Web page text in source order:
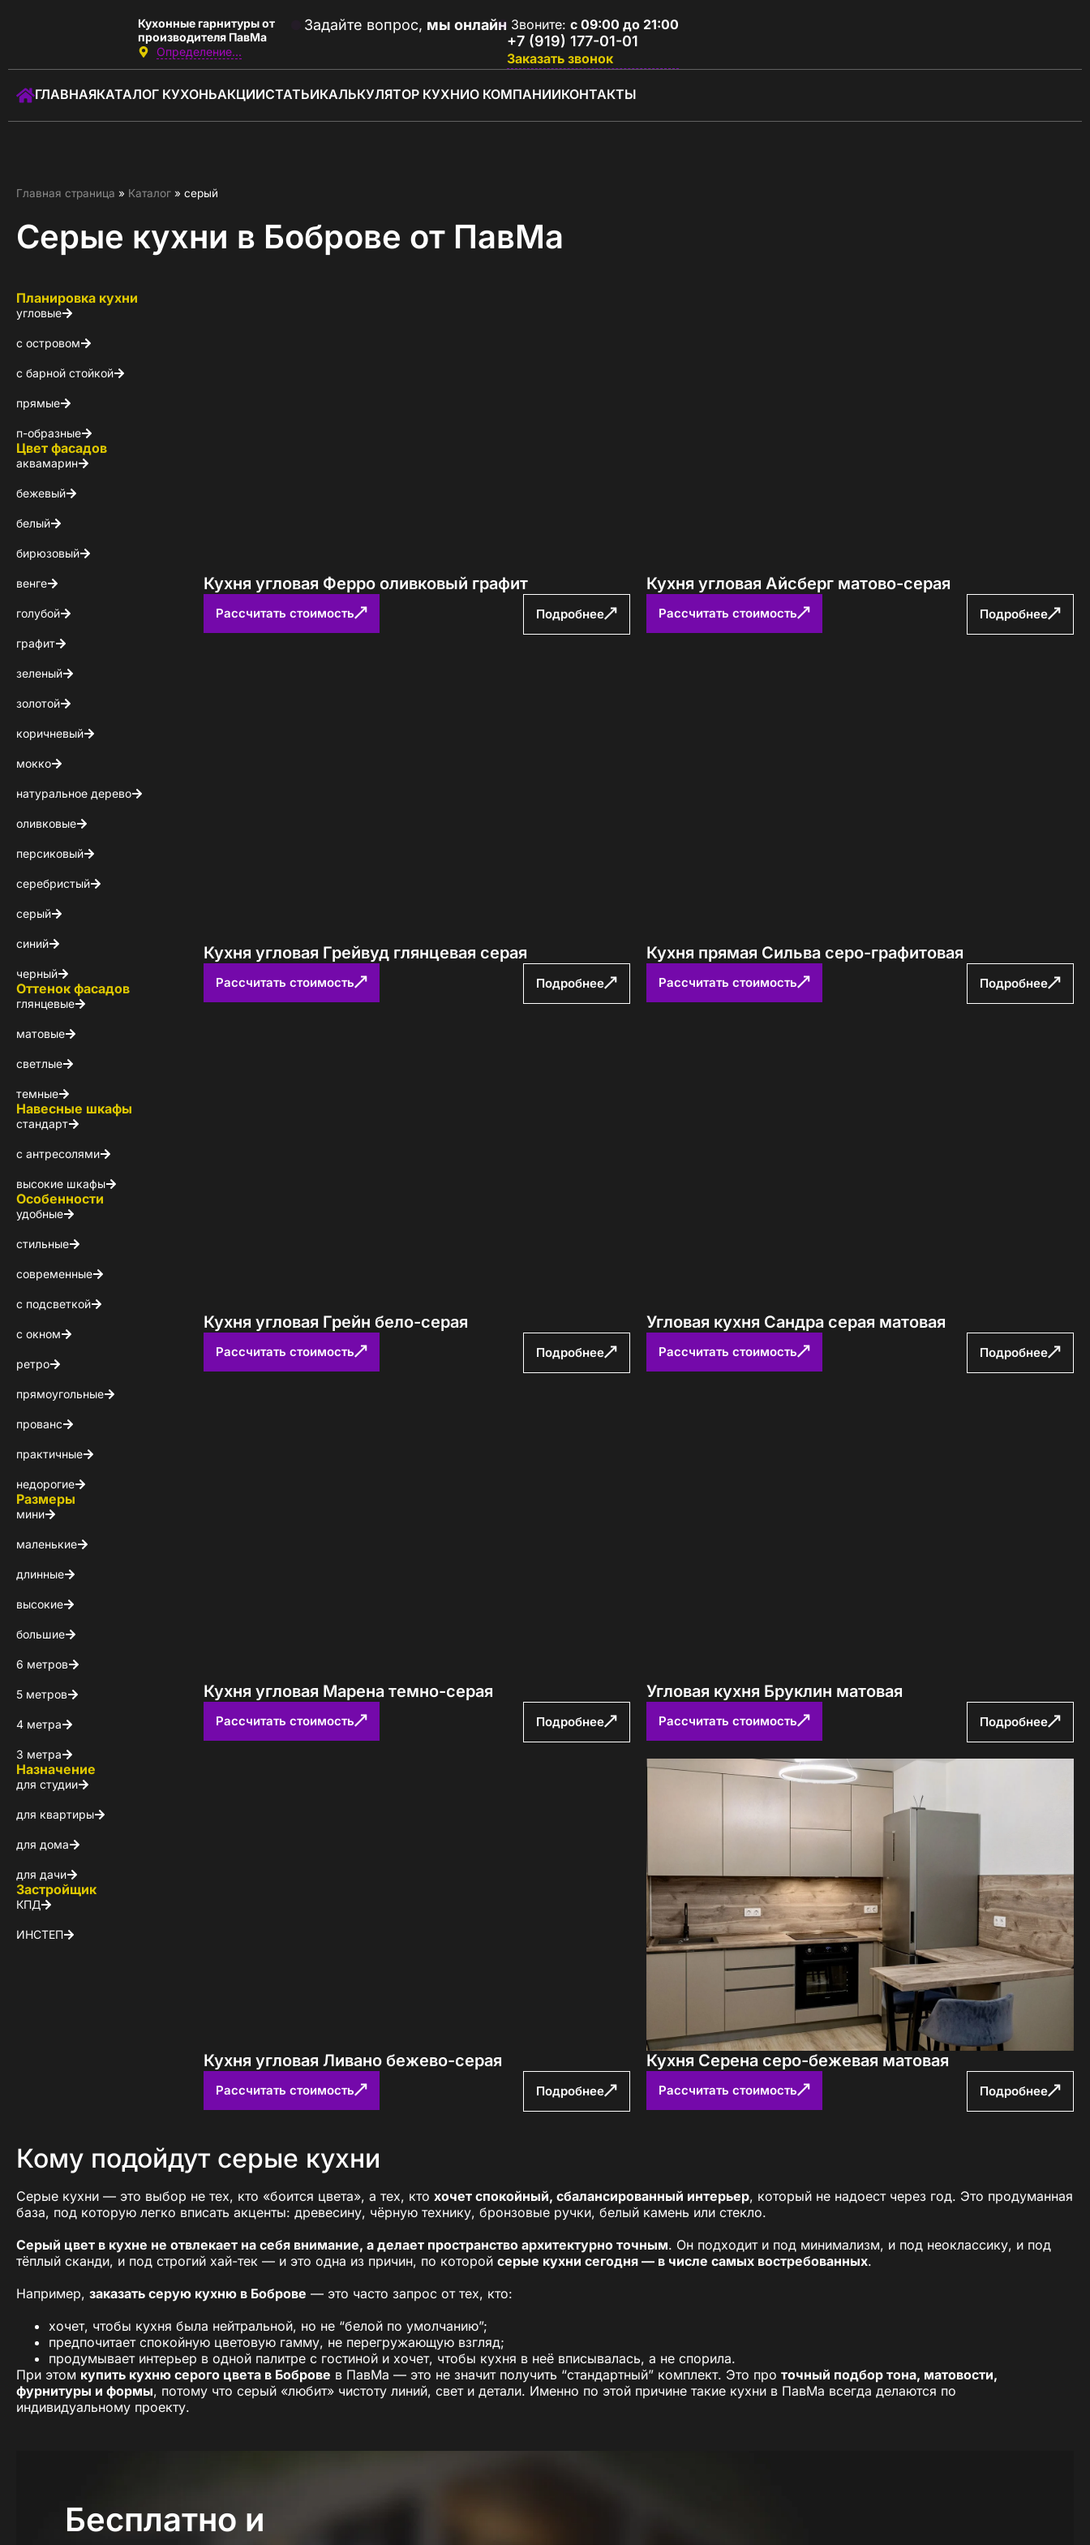
Кухонные гарнитуры от
производителя ПавМа
Определение...
Задайте вопрос, мы онлайн Звоните: с 09:00 до 21:00
+7 (919) 177-01-01
Заказать звонок
ГЛАВНАЯКАТАЛОГ КУХОНЬАКЦИИСТАТЬИКАЛЬКУЛЯТОР КУХНИО КОМПАНИИКОНТАКТЫ
Главная страница » Каталог » серый
Серые кухни в Боброве от ПавМа
Планировка кухни
угловые
с островом
с барной стойкой
прямые
п-образные
Цвет фасадов
аквамарин
бежевый
белый
бирюзовый
венге
голубой
графит
зеленый
золотой
коричневый
мокко
натуральное дерево
оливковые
персиковый
серебристый
серый
синий
черный
Оттенок фасадов
глянцевые
матовые
светлые
темные
Навесные шкафы
стандарт
с антресолями
высокие шкафы
Особенности
удобные
стильные
современные
с подсветкой
с окном
ретро
прямоугольные
прованс
практичные
недорогие
Размеры
мини
маленькие
длинные
высокие
большие
6 метров
5 метров
4 метра
3 метра
Назначение
для студии
для квартиры
для дома
для дачи
Застройщик
КПД
ИНСТЕП
Кухня угловая Ферро оливковый графит
Рассчитать стоимость Подробнее
Кухня угловая Айсберг матово-серая
Рассчитать стоимость Подробнее
Кухня угловая Грейвуд глянцевая серая
Рассчитать стоимость Подробнее
Кухня прямая Сильва серо-графитовая
Рассчитать стоимость Подробнее
Кухня угловая Грейн бело-серая
Рассчитать стоимость Подробнее
Угловая кухня Сандра серая матовая
Рассчитать стоимость Подробнее
Кухня угловая Марена темно-серая
Рассчитать стоимость Подробнее
Угловая кухня Бруклин матовая
Рассчитать стоимость Подробнее
Кухня угловая Ливано бежево-серая
Рассчитать стоимость Подробнее
Кухня Серена серо-бежевая матовая
Рассчитать стоимость Подробнее
Кому подойдут серые кухни
Серые кухни — это выбор не тех, кто «боится цвета», а тех, кто хочет спокойный, сбалансированный интерьер, который не надоест через год. Это продуманная
база, под которую легко вписать акценты: древесину, чёрную технику, бронзовые ручки, белый камень или стекло.
Серый цвет в кухне не отвлекает на себя внимание, а делает пространство архитектурно точным. Он подходит и под минимализм, и под неоклассику, и под
тёплый сканди, и под строгий хай-тек — и это одна из причин, по которой серые кухни сегодня — в числе самых востребованных.
Например, заказать серую кухню в Боброве — это часто запрос от тех, кто:
хочет, чтобы кухня была нейтральной, но не “белой по умолчанию”;
предпочитает спокойную цветовую гамму, не перегружающую взгляд;
продумывает интерьер в одной палитре с гостиной и хочет, чтобы кухня в неё вписывалась, а не спорила.
При этом купить кухню серого цвета в Боброве в ПавМа — это не значит получить “стандартный” комплект. Это про точный подбор тона, матовости,
фурнитуры и формы, потому что серый «любит» чистоту линий, свет и детали. Именно по этой причине такие кухни в ПавМа всегда делаются по
индивидуальному проекту.
кухню в ПавМа — вы получаете не просто модный цвет, анастроение, которое останется с вами надолго
Глубина цвета: какие бывают оттенки серого в кухнях
Многие считают серый цвет универсальным. Это правда — но только если он
Бесплатно и
Получить файл сейчас
Звоните:с 09:00 до 21:00
КАЛЬКУЛЯТОР КУХНИ
АКЦИИ
О КОМПАНИИ
БЛОГ